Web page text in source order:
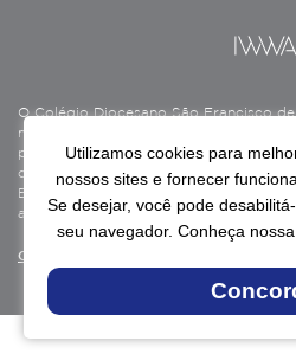
O Colégio Diocesano São Francisco
mantido pela Associação Antônio
privado sem fins lucrativos,
cultural, assistencial e beneficente,
Beneficente de Assistência Social
assistência social.
Continue lendo
Utilizamos cookies para
nossos sites e fornecer
Se desejar, você pode
seu navegador. Conheça nossa